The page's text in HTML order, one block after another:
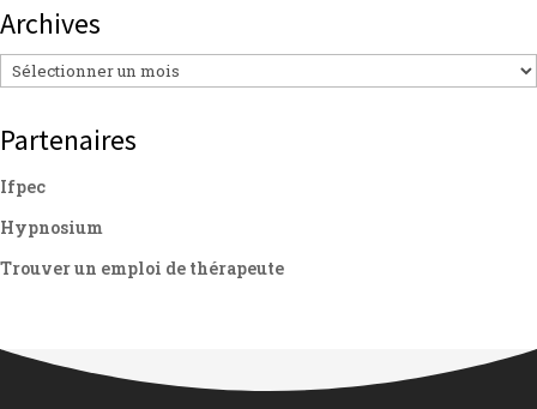
Archives
Archives
Partenaires
Ifpec
Hypnosium
Trouver un emploi de thérapeute